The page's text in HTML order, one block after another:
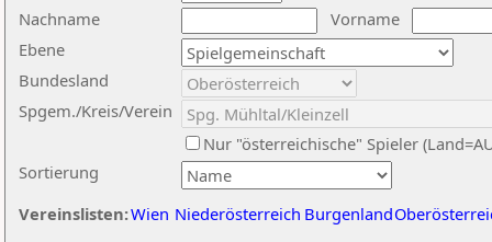
Nachname
Vorname
Ebene
Sortierung
Bundesland
Spgem./Kreis/Verein
Nur "österreichische" Spieler
Vereinslisten:Wien Niederösterreich Burgenland